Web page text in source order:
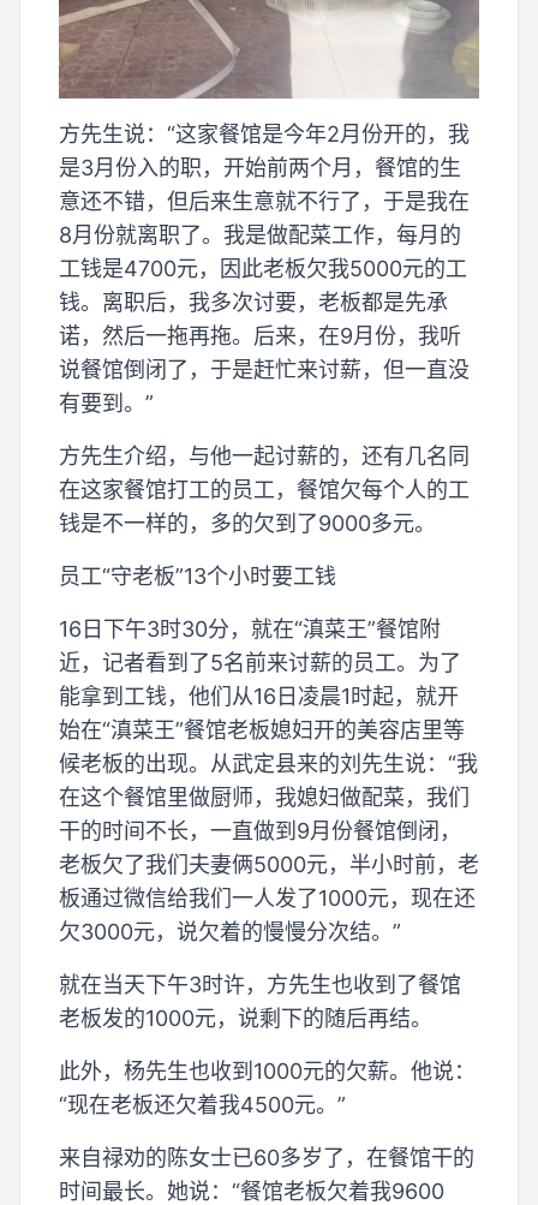
方先生说：“这家餐馆是今年2月份开的，我
是3月份入的职，开始前两个月，餐馆的生
意还不错，但后来生意就不行了，于是我在
8月份就离职了。我是做配菜工作，每月的
工钱是4700元，因此老板欠我5000元的工
钱。离职后，我多次讨要，老板都是先承
诺，然后一拖再拖。后来，在9月份，我听
说餐馆倒闭了，于是赶忙来讨薪，但一直没
有要到。”
方先生介绍，与他一起讨薪的，还有几名同
在这家餐馆打工的员工，餐馆欠每个人的工
钱是不一样的，多的欠到了9000多元。
员工“守老板”13个小时要工钱
16日下午3时30分，就在“滇菜王”餐馆附
近，记者看到了5名前来讨薪的员工。为了
能拿到工钱，他们从16日凌晨1时起，就开
始在“滇菜王”餐馆老板媳妇开的美容店里等
候老板的出现。从武定县来的刘先生说：“我
在这个餐馆里做厨师，我媳妇做配菜，我们
干的时间不长，一直做到9月份餐馆倒闭，
老板欠了我们夫妻俩5000元，半小时前，老
板通过微信给我们一人发了1000元，现在还
欠3000元，说欠着的慢慢分次结。”
就在当天下午3时许，方先生也收到了餐馆
老板发的1000元，说剩下的随后再结。
此外，杨先生也收到1000元的欠薪。他说：
“现在老板还欠着我4500元。”
来自禄劝的陈女士已60多岁了，在餐馆干的
时间最长。她说：“餐馆老板欠着我9600